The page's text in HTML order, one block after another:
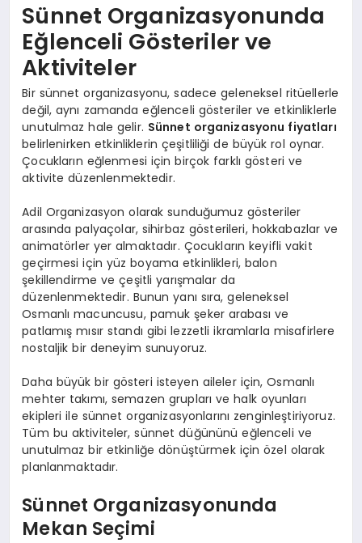
Sünnet Organizasyonunda
Eğlenceli Gösteriler ve
Aktiviteler
Bir sünnet organizasyonu, sadece geleneksel ritüellerle
değil, aynı zamanda eğlenceli gösteriler ve etkinliklerle
unutulmaz hale gelir. Sünnet organizasyonu fiyatları
belirlenirken etkinliklerin çeşitliliği de büyük rol oynar.
Çocukların eğlenmesi için birçok farklı gösteri ve
aktivite düzenlenmektedir.
Adil Organizasyon olarak sunduğumuz gösteriler
arasında palyaçolar, sihirbaz gösterileri, hokkabazlar ve
animatörler yer almaktadır. Çocukların keyifli vakit
geçirmesi için yüz boyama etkinlikleri, balon
şekillendirme ve çeşitli yarışmalar da
düzenlenmektedir. Bunun yanı sıra, geleneksel
Osmanlı macuncusu, pamuk şeker arabası ve
patlamış mısır standı gibi lezzetli ikramlarla misafirlere
nostaljik bir deneyim sunuyoruz.
Daha büyük bir gösteri isteyen aileler için, Osmanlı
mehter takımı, semazen grupları ve halk oyunları
ekipleri ile sünnet organizasyonlarını zenginleştiriyoruz.
Tüm bu aktiviteler, sünnet düğününü eğlenceli ve
unutulmaz bir etkinliğe dönüştürmek için özel olarak
planlanmaktadır.
Sünnet Organizasyonunda
Mekan Seçimi